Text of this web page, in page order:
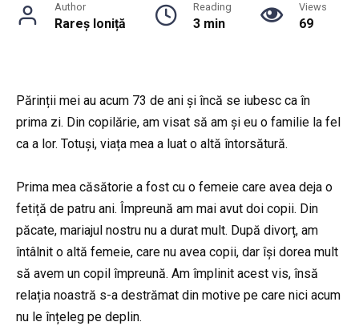
Author
Rareș Ioniță
Reading
3 min
Views
69
Părinții mei au acum 73 de ani și încă se iubesc ca în
prima zi. Din copilărie, am visat să am și eu o familie la fel
ca a lor. Totuși, viața mea a luat o altă întorsătură.
Prima mea căsătorie a fost cu o femeie care avea deja o
fetiță de patru ani. Împreună am mai avut doi copii. Din
păcate, mariajul nostru nu a durat mult. După divorț, am
întâlnit o altă femeie, care nu avea copii, dar își dorea mult
să avem un copil împreună. Am împlinit acest vis, însă
relația noastră s-a destrămat din motive pe care nici acum
nu le înțeleg pe deplin.